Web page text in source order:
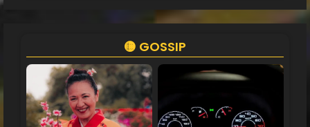
🟡 GOSSIP